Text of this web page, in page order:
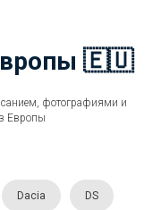
🇪🇺
фотографиями и
Европы
Dacia DS